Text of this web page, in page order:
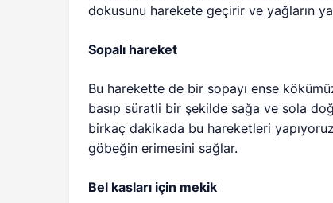
dokusunu harekete geçirir ve yağların
Sopalı hareket
Bu harekette de bir sopayı ense
basıp süratli bir şekilde sağa ve sola
birkaç dakikada bu hareketleri
göbeğin erimesini sağlar.
Bel kasları için mekik